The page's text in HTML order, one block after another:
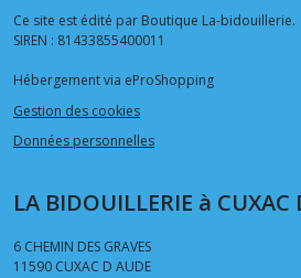
Ce site est édité par Boutique La-bidouillerie.
SIREN : 81433855400011
Hébergement via eProShopping
Gestion des cookies
Données personnelles
LA BIDOUILLERIE à CUXAC
6 CHEMIN DES GRAVES
11590 CUXAC D AUDE